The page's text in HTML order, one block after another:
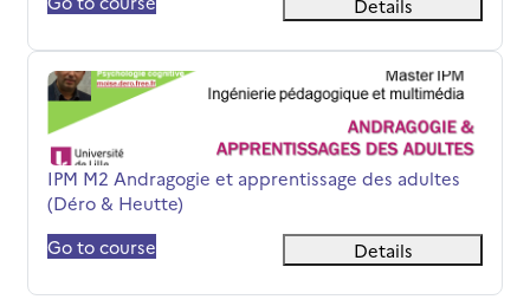
IPM M2 Andragogie et apprentissage des adultes (Déro
Course name
IPM M2 Andragogie et apprentissage des adultes
(Déro & Heutte)
Go to course
Details